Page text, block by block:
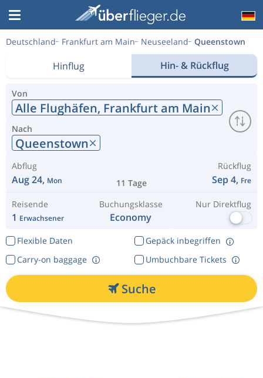
Deutschland Frankfurt am Main Neuseeland Queenstown
Hinflug Hin- & Rückflug
Von
Alle Flughäfen, Frankfurt am Main
Nach
Queenstown
Abflug
Aug 24, Mon 11 Tage
Rückflug
Sep 4, Fre
Reisende
1 Erwachsener
Buchungsklasse
Economy
Nur Direktflug
Flexible Daten
Gepäck inbegriffen
Umbuchbare Tickets
Carry-on baggage
Suche